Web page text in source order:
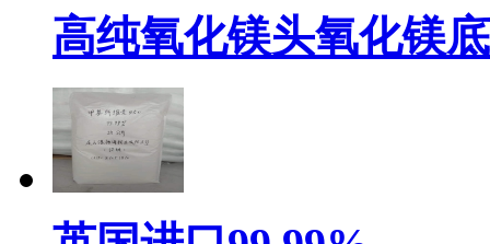
高纯氧化镁头氧化镁底